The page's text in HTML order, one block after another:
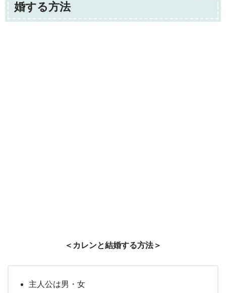
婚する方法
＜カレンと結婚する方法＞
主人公は男・女